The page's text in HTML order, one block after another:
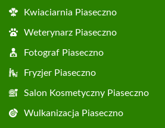
Kwiaciarnia Piaseczno
Weterynarz Piaseczno
Fotograf Piaseczno
Fryzjer Piaseczno
Salon Kosmetyczny Piaseczno
Wulkanizacja Piaseczno